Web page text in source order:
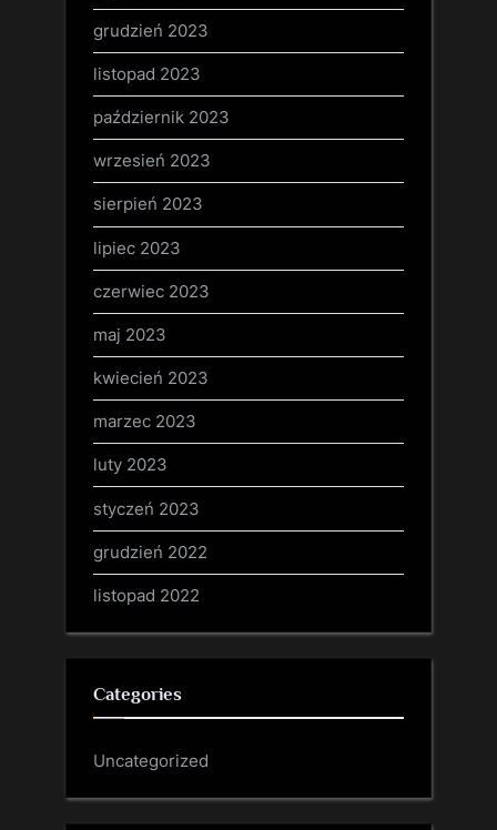
grudzień 2023
listopad 2023
październik 2023
wrzesień 2023
sierpień 2023
lipiec 2023
czerwiec 2023
maj 2023
kwiecień 2023
marzec 2023
luty 2023
styczeń 2023
grudzień 2022
listopad 2022
Categories
Uncategorized